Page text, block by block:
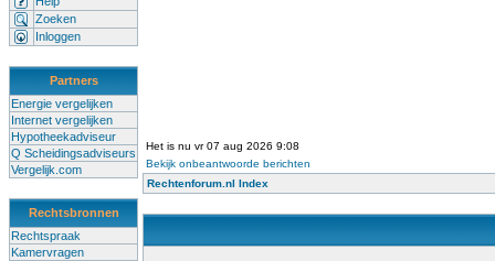
Zoeken
Inloggen
Partners
Energie vergelijken
Internet vergelijken
Hypotheekadviseur
Q Scheidingsadviseurs
Vergelijk.com
Rechtsbronnen
Rechtspraak
Kamervragen
Het is nu vr 07 aug 2026 9:08
Bekijk onbeantwoorde berichten
Rechtenforum.nl Index